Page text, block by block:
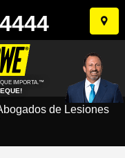
Ir
al
IMPORTA.™
de Lesiones